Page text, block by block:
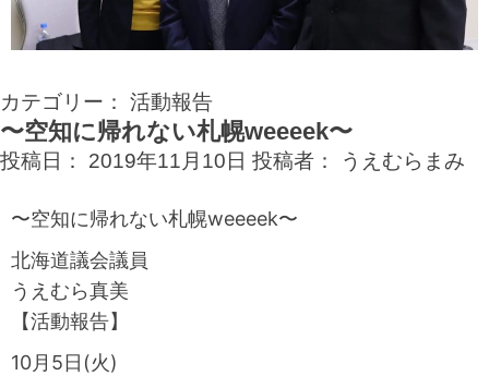
カテゴリー： 活動報告
〜空知に帰れない札幌weeeek〜
投稿日： 2019年11月10日 投稿者： うえむらまみ
〜空知に帰れない札幌weeeek〜
北海道議会議員
うえむら真美
【活動報告】
10月5日(火)